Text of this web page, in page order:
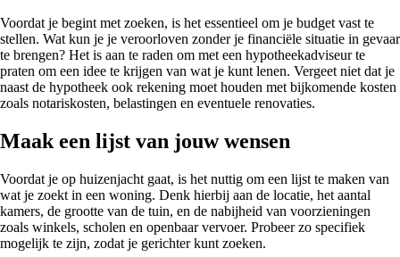
Voordat je begint met zoeken, is het essentieel om je budget vast te
stellen. Wat kun je je veroorloven zonder je financiële situatie in gevaar
te brengen? Het is aan te raden om met een hypotheekadviseur te
praten om een idee te krijgen van wat je kunt lenen. Vergeet niet dat je
naast de hypotheek ook rekening moet houden met bijkomende kosten
zoals notariskosten, belastingen en eventuele renovaties.
Maak een lijst van jouw wensen
Voordat je op huizenjacht gaat, is het nuttig om een lijst te maken van
wat je zoekt in een woning. Denk hierbij aan de locatie, het aantal
kamers, de grootte van de tuin, en de nabijheid van voorzieningen
zoals winkels, scholen en openbaar vervoer. Probeer zo specifiek
mogelijk te zijn, zodat je gerichter kunt zoeken.